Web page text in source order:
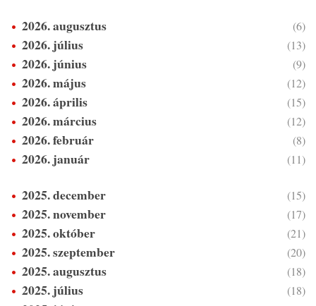
2026. augusztus (6)
2026. július (13)
2026. június (9)
2026. május (12)
2026. április (15)
2026. március (12)
2026. február (8)
2026. január (11)
2025. december (15)
2025. november (17)
2025. október (21)
2025. szeptember (20)
2025. augusztus (18)
2025. július (18)